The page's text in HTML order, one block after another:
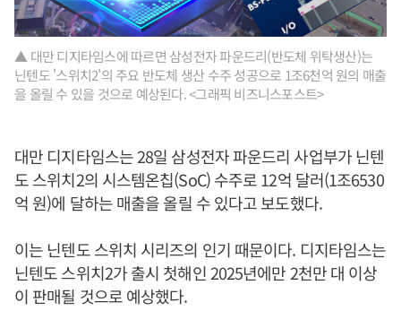
▲ 대만 디지타임스에 따르면 삼성전자 파운드리(반도체 위탁생산)는
닌텐도 '스위치2'의 주요 반도체 생산 수주 성공으로 1조6천억 원의 매출
을 올릴 수 있을 것으로 예상된다. <그래픽 비즈니스포스트>
대만 디지타임스는 28일 삼성전자 파운드리 사업부가 닌텐
도 스위치2의 시스템온칩(SoC) 수주로 12억 달러(1조6530
억 원)에 달하는 매출을 올릴 수 있다고 보도했다.
이는 닌텐도 스위치 시리즈의 인기 때문이다. 디지타임스는
닌텐도 스위치2가 출시 첫해인 2025년에만 2천만 대 이상
이 판매될 것으로 예상했다.